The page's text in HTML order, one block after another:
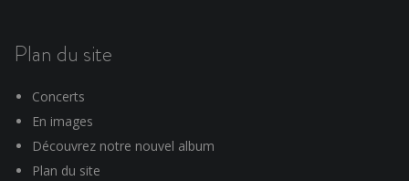
Plan du site
Concerts
En images
Découvrez notre nouvel album
Plan du site